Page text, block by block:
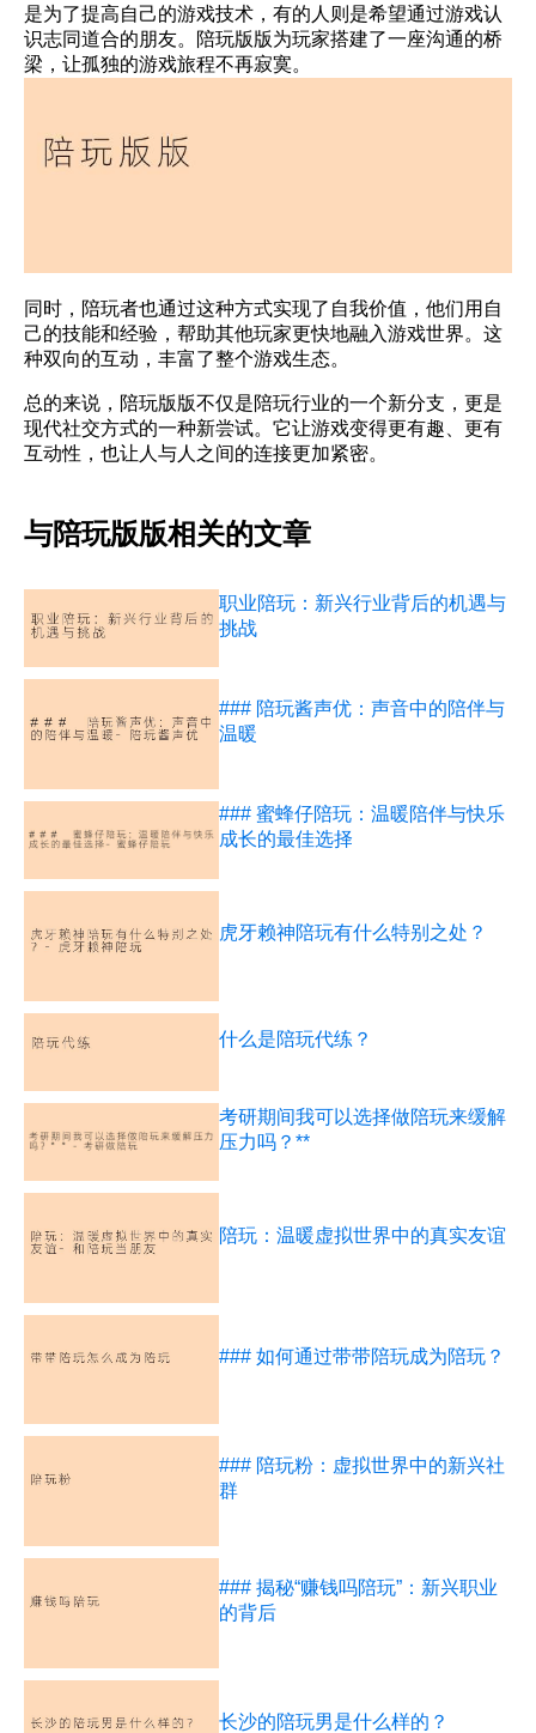
是为了提高自己的游戏技术，有的人则是希望通过游戏认
识志同道合的朋友。陪玩版版为玩家搭建了一座沟通的桥
梁，让孤独的游戏旅程不再寂寞。
同时，陪玩者也通过这种方式实现了自我价值，他们用自
己的技能和经验，帮助其他玩家更快地融入游戏世界。这
种双向的互动，丰富了整个游戏生态。
总的来说，陪玩版版不仅是陪玩行业的一个新分支，更是
现代社交方式的一种新尝试。它让游戏变得更有趣、更有
互动性，也让人与人之间的连接更加紧密。
与陪玩版版相关的文章
职业陪玩：新兴行业背后的机遇与
挑战
### 陪玩酱声优：声音中的陪伴与
温暖
### 蜜蜂仔陪玩：温暖陪伴与快乐
成长的最佳选择
虎牙赖神陪玩有什么特别之处？
什么是陪玩代练？
考研期间我可以选择做陪玩来缓解
压力吗？**
陪玩：温暖虚拟世界中的真实友谊
### 如何通过带带陪玩成为陪玩？
### 陪玩粉：虚拟世界中的新兴社
群
### 揭秘“赚钱吗陪玩”：新兴职业
的背后
长沙的陪玩男是什么样的？